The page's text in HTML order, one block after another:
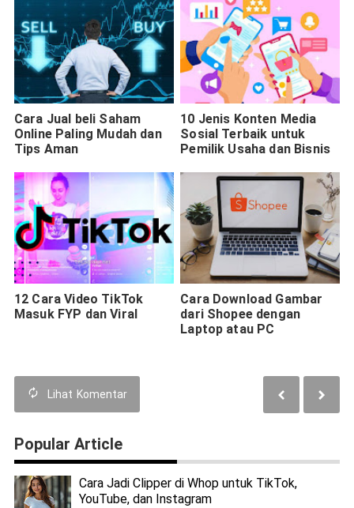
Cara Jual beli Saham
Online Paling Mudah dan
Tips Aman
10 Jenis Konten Media
Sosial Terbaik untuk
Pemilik Usaha dan Bisnis
12 Cara Video TikTok
Masuk FYP dan Viral
Cara Download Gambar
dari Shopee dengan
Laptop atau PC
Lihat Komentar
Popular Article
Cara Jadi Clipper di Whop untuk TikTok,
YouTube, dan Instagram